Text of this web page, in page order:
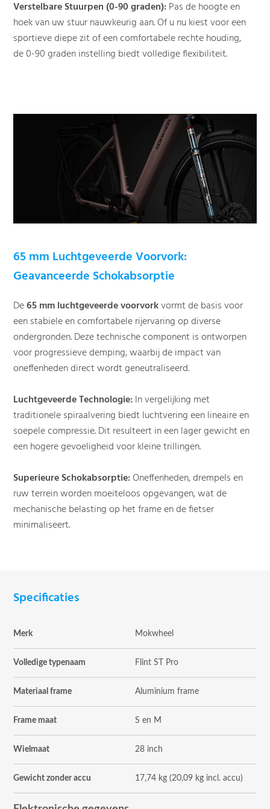
Verstelbare Stuurpen (0-90 graden):Pas de hoogte en
hoek van uw stuur nauwkeurig aan. Of u nu kiest voor een
sportieve diepe zit of een comfortabele rechte houding,
de 0-90 graden instelling biedt volledige flexibiliteit.
65 mm Luchtgeveerde Voorvork:
Geavanceerde Schokabsorptie
De65 mm luchtgeveerde voorvorkvormt de basis voor
een stabiele en comfortabele rijervaring op diverse
ondergronden. Deze technische component is ontworpen
voor progressieve demping, waarbij de impact van
oneffenheden direct wordt geneutraliseerd.
Luchtgeveerde Technologie:In vergelijking met
traditionele spiraalvering biedt luchtvering een lineaire en
soepele compressie. Dit resulteert in een lager gewicht en
een hogere gevoeligheid voor kleine trillingen.
Superieure Schokabsorptie:Oneffenheden, drempels en
ruw terrein worden moeiteloos opgevangen, wat de
mechanische belasting op het frame en de fietser
minimaliseert.
Specificaties
Merk Mokwheel
Volledige typenaam Flint ST Pro
Materiaal frame Aluminium frame
Frame maat S en M
Wielmaat 28 inch
Gewicht zonder accu 17,74 kg (20,09 kg incl. accu)